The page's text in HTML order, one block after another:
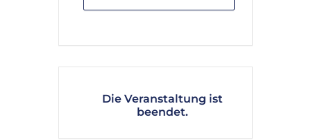
Die Veranstaltung ist
beendet.